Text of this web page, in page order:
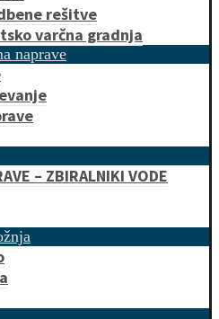
rešitve
varčna gradnja
naprave
– ZBIRALNIKI VODE